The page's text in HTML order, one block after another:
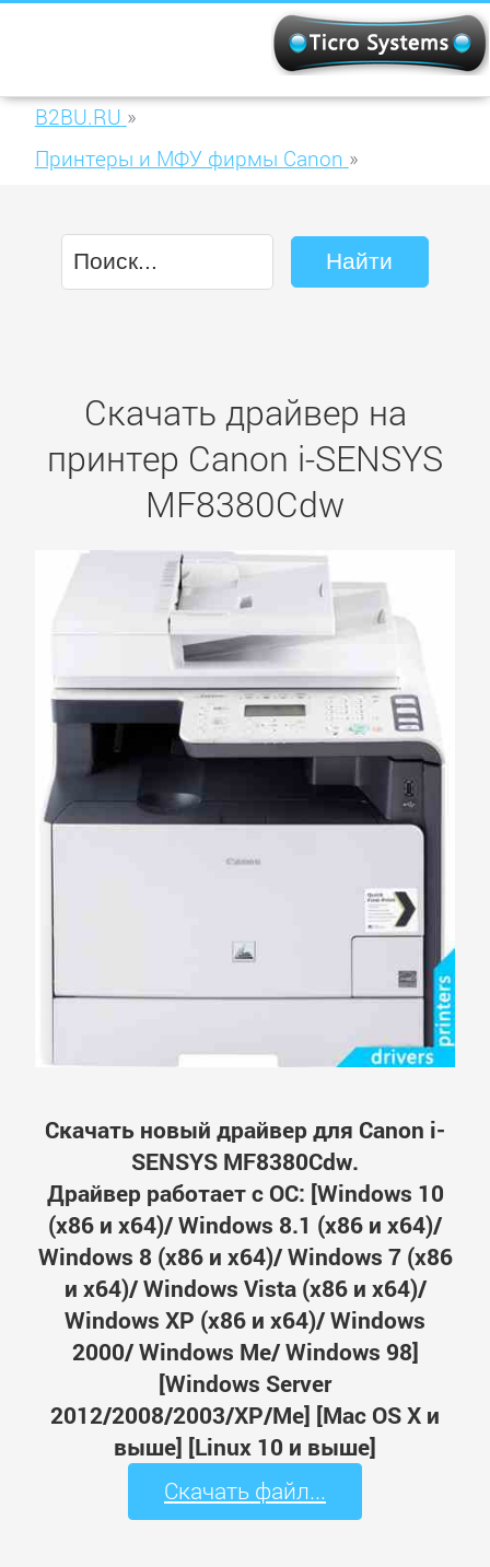
B2BU.RU »
Принтеры и МФУ фирмы Canon »
Скачать драйвер на
принтер Canon i-SENSYS
MF8380Cdw
Скачать новый драйвер для Canon i-
SENSYS MF8380Cdw.
Драйвер работает с ОС: [Windows 10
(x86 и x64)/ Windows 8.1 (x86 и x64)/
Windows 8 (x86 и x64)/ Windows 7 (x86
и x64)/ Windows Vista (x86 и x64)/
Windows XP (x86 и x64)/ Windows
2000/ Windows Me/ Windows 98]
[Windows Server
2012/2008/2003/XP/Me] [Mac OS X и
выше] [Linux 10 и выше]
Скачать файл...